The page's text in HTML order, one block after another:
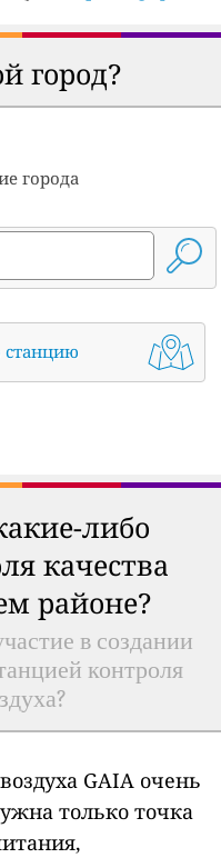
город?
города
либо
качества
районе?
в создании
контроля
GAIA очень
только точка